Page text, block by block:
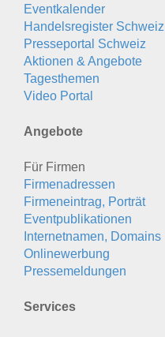
Eventkalender
Handelsregister Schweiz
Presseportal Schweiz
Aktionen & Angebote
Tagesthemen
Video Portal
Angebote
Für Firmen
Firmenadressen
Firmeneintrag, Porträt
Eventpublikationen
Internetnamen, Domains
Onlinewerbung
Pressemeldungen
Services